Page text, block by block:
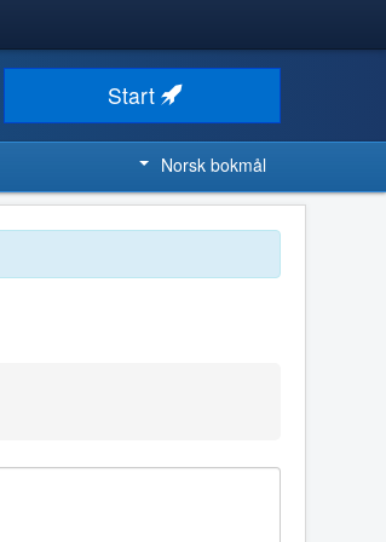
Start
Norsk bokmål